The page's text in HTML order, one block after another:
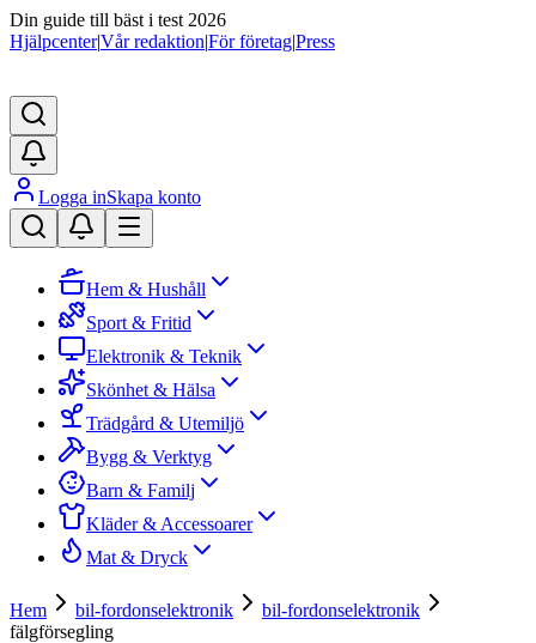
Din guide till bäst i test 2026
Hjälpcenter|Vår redaktion|För företag|Press
Logga inSkapa konto
Hem & Hushåll
Sport & Fritid
Elektronik & Teknik
Skönhet & Hälsa
Trädgård & Utemiljö
Bygg & Verktyg
Barn & Familj
Kläder & Accessoarer
Mat & Dryck
Hem bil-fordonselektronik
bil-fordonselektronik
fälgförsegling